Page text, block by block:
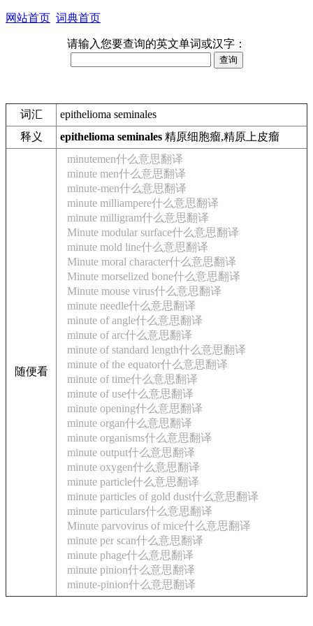
网站首页 词典首页
请输入您要查询的英文单词或汉字：
词汇
epithelioma seminales
释义
epithelioma seminales 精原细胞瘤,精原上皮瘤
随便看
minutemen什么意思翻译
minute men什么意思翻译
minute-men什么意思翻译
minute milliampere什么意思翻译
minute milligram什么意思翻译
Minute modular surface什么意思翻译
minute mold line什么意思翻译
Minute moral character什么意思翻译
Minute morselized bone什么意思翻译
Minute mouse virus什么意思翻译
minute needle什么意思翻译
minute of angle什么意思翻译
minute of arc什么意思翻译
minute of standard length什么意思翻译
minute of the equator什么意思翻译
minute of time什么意思翻译
minute of use什么意思翻译
minute opening什么意思翻译
minute organ什么意思翻译
minute organisms什么意思翻译
minute output什么意思翻译
minute oxygen什么意思翻译
minute particle什么意思翻译
minute particles of gold dust什么意思翻译
minute particulars什么意思翻译
Minute parvovirus of mice什么意思翻译
minute per scan什么意思翻译
minute phage什么意思翻译
minute pinion什么意思翻译
minute-pinion什么意思翻译